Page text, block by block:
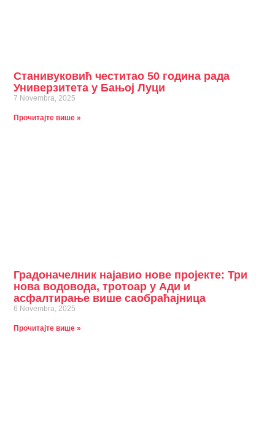
Станивуковић честитао 50 година рада
Универзитета у Бањој Луци
7 Novembra, 2025
Прочитајте више »
Градоначелник најавио нове пројекте: Три
нова водовода, тротоар у Ади и
асфалтирање више саобраћајница
6 Novembra, 2025
Прочитајте више »